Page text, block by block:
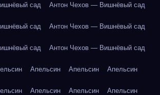
сад Антон Чехов — Вишнёвый сад
сад Антон Чехов — Вишнёвый сад
сад Антон Чехов — Вишнёвый сад
Апельсин Апельсин Апельсин
Апельсин Апельсин Апельсин